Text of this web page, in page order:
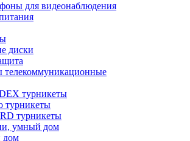
для видеонаблюдения
диски
турникеты
турникеты
турникеты
умный дом
дом